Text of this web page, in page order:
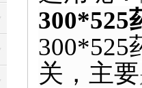
300*525
300*525
关，主要